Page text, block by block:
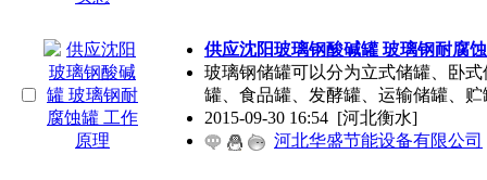
供应沈阳玻璃钢酸碱罐 玻璃钢耐腐
玻璃钢储罐可以分为立式储罐、卧
罐、食品罐、发酵罐、运输储罐、贮
2015-09-30 16:54 [河北衡水]
河北华盛节能设备有限公司